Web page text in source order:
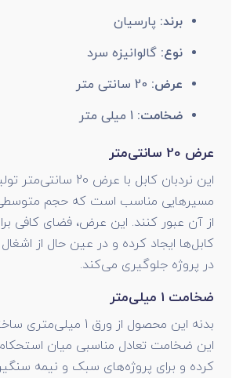
برند: پارسیان
نوع: گالوانیزه سرد
عرض:
ضخامت: 1 میلی متر
عرض 20 سانتی‌متر
این نردبان کابل با عرض
مسیرهایی مناسب است که حجم متوسطی
از آن عبور کنند. این عرض، فضای کافی
کابل‌ها ایجاد کرده و در عین حال از
در پروژه جلوگیری می‌کند.
ضخامت 1 میلی‌متر
بدنه این محصول از ورق 1
این ضخامت تعادل مناسبی میان
کرده و برای پروژه‌های سبک و نیمه